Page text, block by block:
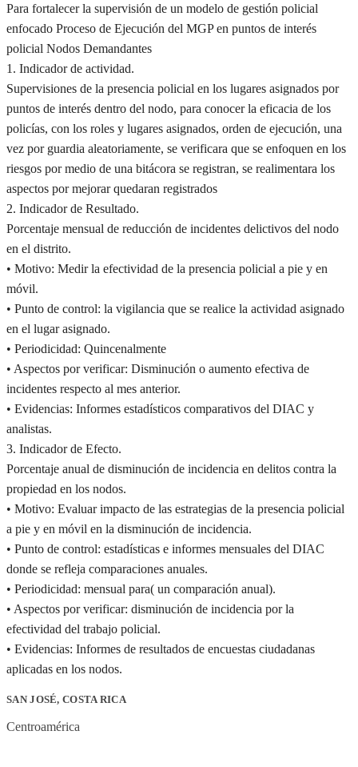
Para fortalecer la supervisión de un modelo de gestión policial
enfocado Proceso de Ejecución del MGP en puntos de interés
policial Nodos Demandantes
1. Indicador de actividad.
Supervisiones de la presencia policial en los lugares asignados por
puntos de interés dentro del nodo, para conocer la eficacia de los
policías, con los roles y lugares asignados, orden de ejecución, una
vez por guardia aleatoriamente, se verificara que se enfoquen en los
riesgos por medio de una bitácora se registran, se realimentara los
aspectos por mejorar quedaran registrados
2. Indicador de Resultado.
Porcentaje mensual de reducción de incidentes delictivos del nodo
en el distrito.
• Motivo: Medir la efectividad de la presencia policial a pie y en
móvil.
• Punto de control: la vigilancia que se realice la actividad asignado
en el lugar asignado.
• Periodicidad: Quincenalmente
• Aspectos por verificar: Disminución o aumento efectiva de
incidentes respecto al mes anterior.
• Evidencias: Informes estadísticos comparativos del DIAC y
analistas.
3. Indicador de Efecto.
Porcentaje anual de disminución de incidencia en delitos contra la
propiedad en los nodos.
• Motivo: Evaluar impacto de las estrategias de la presencia policial
a pie y en móvil en la disminución de incidencia.
• Punto de control: estadísticas e informes mensuales del DIAC
donde se refleja comparaciones anuales.
• Periodicidad: mensual para( un comparación anual).
• Aspectos por verificar: disminución de incidencia por la
efectividad del trabajo policial.
• Evidencias: Informes de resultados de encuestas ciudadanas
aplicadas en los nodos.
SAN JOSÉ, COSTA RICA
Centroamérica